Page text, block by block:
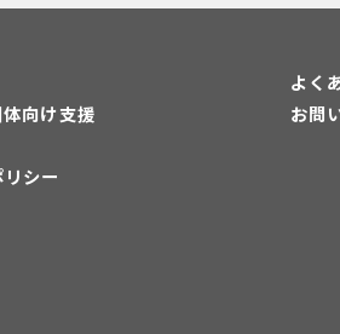
向け支援
シー
よく
お問